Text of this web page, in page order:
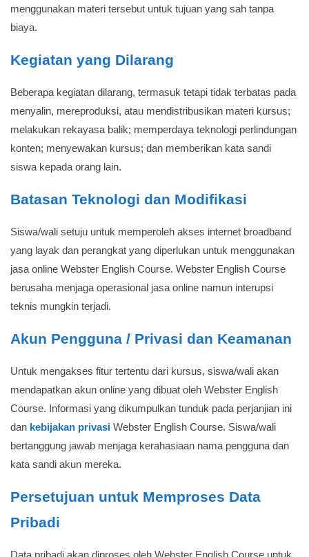
menggunakan materi tersebut untuk tujuan yang sah tanpa
biaya.
Kegiatan yang Dilarang
Beberapa kegiatan dilarang, termasuk tetapi tidak terbatas pada
menyalin, mereproduksi, atau mendistribusikan materi kursus;
melakukan rekayasa balik; memperdaya teknologi perlindungan
konten; menyewakan kursus; dan memberikan kata sandi
siswa kepada orang lain.
Batasan Teknologi dan Modifikasi
Siswa/wali setuju untuk memperoleh akses internet broadband
yang layak dan perangkat yang diperlukan untuk menggunakan
jasa online Webster English Course. Webster English Course
berusaha menjaga operasional jasa online namun interupsi
teknis mungkin terjadi.
Akun Pengguna / Privasi dan Keamanan
Untuk mengakses fitur tertentu dari kursus, siswa/wali akan
mendapatkan akun online yang dibuat oleh Webster English
Course. Informasi yang dikumpulkan tunduk pada perjanjian ini
dan kebijakan privasi Webster English Course. Siswa/wali
bertanggung jawab menjaga kerahasiaan nama pengguna dan
kata sandi akun mereka.
Persetujuan untuk Memproses Data
Pribadi
Data pribadi akan diproses oleh Webster English Course untuk